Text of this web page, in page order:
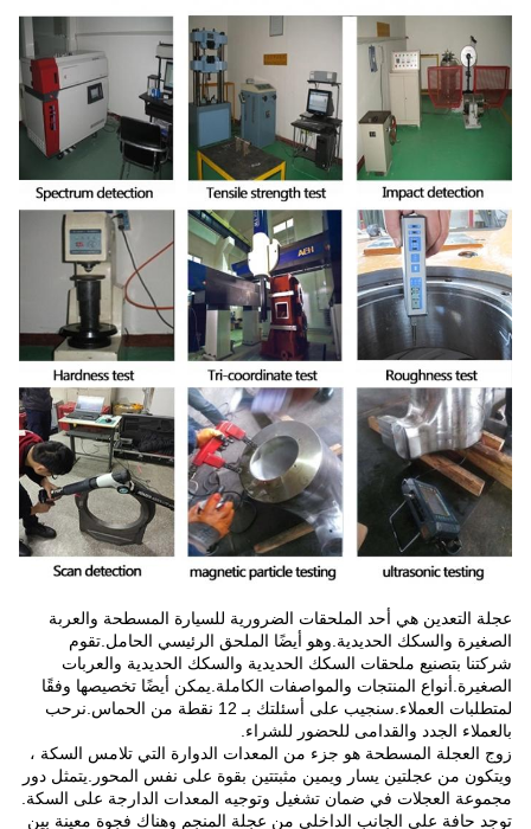
عجلة التعدين هي أحد الملحقات الضرورية للسيارة المسطحة والعربة
الصغيرة والسكك الحديدية.وهو أيضًا الملحق الرئيسي الحامل.تقوم
شركتنا بتصنيع ملحقات السكك الحديدية والسكك الحديدية والعربات
الصغيرة.أنواع المنتجات والمواصفات الكاملة.يمكن أيضًا تخصيصها وفقًا
لمتطلبات العملاء.سنجيب على أسئلتك بـ 12 نقطة من الحماس.نرحب
بالعملاء الجدد والقدامى للحضور للشراء.
زوج العجلة المسطحة هو جزء من المعدات الدوارة التي تلامس السكة ،
ويتكون من عجلتين يسار ويمين مثبتتين بقوة على نفس المحور.يتمثل دور
مجموعة العجلات في ضمان تشغيل وتوجيه المعدات الدارجة على السكة.
توجد حافة على الجانب الداخلي من عجلة المنجم وهناك فجوة معينة بين